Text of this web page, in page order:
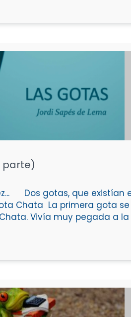
parte)
Dos gotas, que existían
Chata La primera gota se
Vivía muy pegada a la